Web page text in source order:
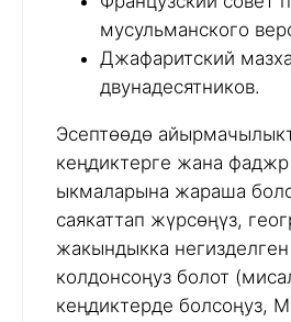
мусульманского
Джафаритский
двунадесятников.
Эсептөөдө
кеңдиктерге жана
ыкмаларына жараша
саякаттап жүрсөңүз,
жакындыкка
колдонсоңуз болот
кеңдиктерде болсоңуз,